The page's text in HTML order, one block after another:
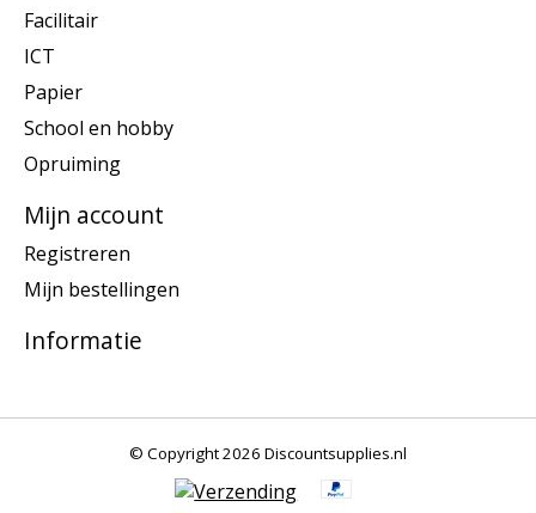
Facilitair
ICT
Papier
School en hobby
Opruiming
Mijn account
Registreren
Mijn bestellingen
Informatie
© Copyright 2026 Discountsupplies.nl